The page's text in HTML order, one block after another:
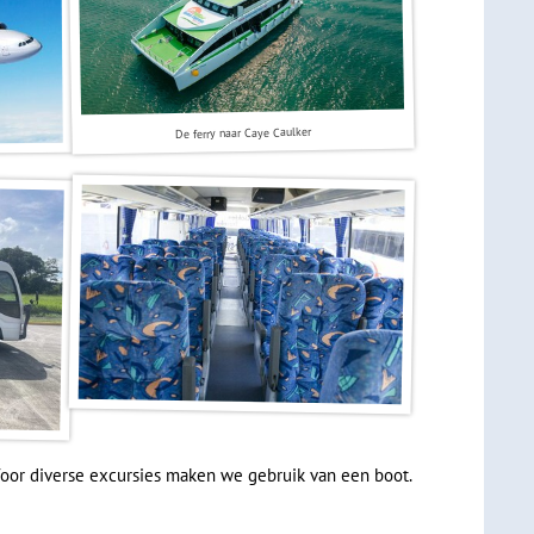
De ferry naar Caye Caulker
diverse excursies maken we gebruik van een boot.